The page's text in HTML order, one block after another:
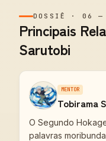
DOSSIÊ · 06 —
Principais
Sarutobi
MENTOR
Tobirama
O Segundo
palavras